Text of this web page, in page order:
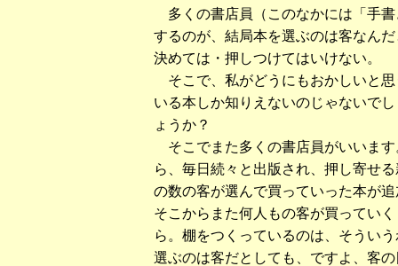
多くの書店員（このなかには「手
するのが、結局本を選ぶのは客なん
決めては・押しつけてはいけない。
そこで、私がどうにもおかしいと
いる本しか知りえないのじゃないで
ょうか？
そこでまた多くの書店員がいいま
ら、毎日続々と出版され、押し寄せ
の数の客が選んで買っていった本が
そこからまた何人もの客が買ってい
ら。棚をつくっているのは、そうい
選ぶのは客だとしても、ですよ、客